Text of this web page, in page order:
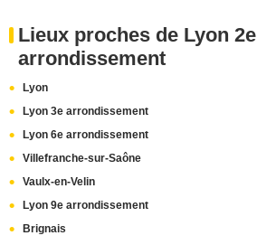
Lieux proches de Lyon 2e
arrondissement
Lyon
Lyon 3e arrondissement
Lyon 6e arrondissement
Villefranche-sur-Saône
Vaulx-en-Velin
Lyon 9e arrondissement
Brignais